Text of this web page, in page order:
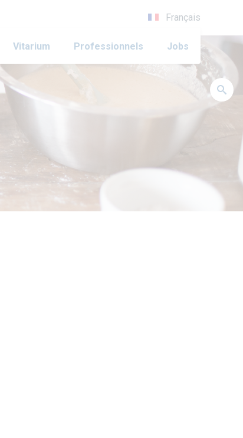
Français
Vitarium Professionnels Jobs